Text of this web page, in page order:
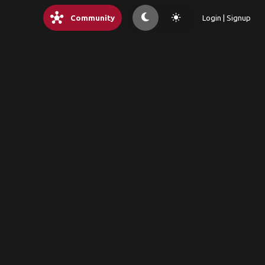
hub Community light_mode Login | Signup